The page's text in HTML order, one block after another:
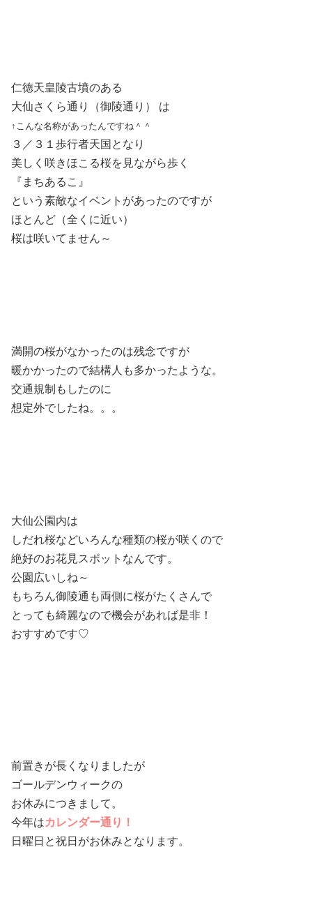
仁徳天皇陵古墳のある
大仙さくら通り（御陵通り） は
↑こんな名称があったんですね＾＾
３／３１歩行者天国となり
美しく咲きほこる桜を見ながら歩く
『まちあるこ』
という素敵なイベントがあったのですが
ほとんど（全くに近い）
桜は咲いてません～
満開の桜がなかったのは残念ですが
暖かかったので結構人も多かったような。
交通規制もしたのに
想定外でしたね。。。
大仙公園内は
しだれ桜などいろんな種類の桜が咲くので
絶好のお花見スポットなんです。
公園広いしね～
もちろん御陵通も両側に桜がたくさんで
とっても綺麗なので機会があれば是非！
おすすめです♡
前置きが長くなりましたが
ゴールデンウィークの
お休みにつきまして。
今年はカレンダー通り！
日曜日と祝日がお休みとなります。